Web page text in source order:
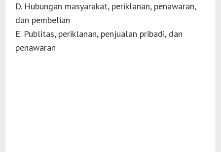
D. Hubungan masyarakat, periklanan, penawaran,
dan pembelian
E. Publitas, periklanan, penjualan pribadi, dan
penawaran